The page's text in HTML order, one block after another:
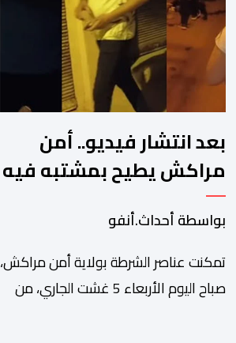
المنظمة الأمريكية للاعتماد والتقييس
″The ANSI National Accreditation
Board″، المختصة […]
بعد انتشار فيديو.. أمن
مراكش يطيح بمشتبه فيه
في ابتزاز سائحين
بواسطة أحداث.أنفو
تمكنت عناصر الشرطة بولاية أمن مراكش،
صباح اليوم الأربعاء 5 غشت الجاري، من